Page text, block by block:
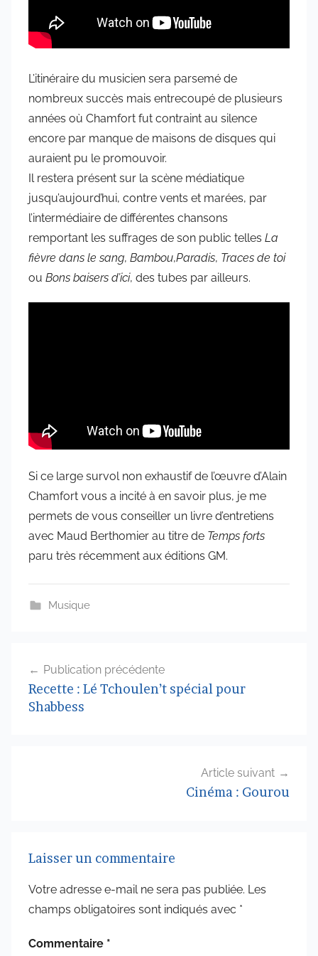
L’itinéraire du musicien sera parsemé de
nombreux succès mais entrecoupé de plusieurs
années où Chamfort fut contraint au silence
encore par manque de maisons de disques qui
auraient pu le promouvoir.
Il restera présent sur la scène médiatique
jusqu’aujourd’hui, contre vents et marées, par
l’intermédiaire de différentes chansons
remportant les suffrages de son public telles La
fièvre dans le sang, Bambou,Paradis, Traces de toi
ou Bons baisers d’ici, des tubes par ailleurs.
Si ce large survol non exhaustif de l’œuvre d’Alain
Chamfort vous a incité à en savoir plus, je me
permets de vous conseiller un livre d’entretiens
avec Maud Berthomier au titre de Temps forts
paru très récemment aux éditions GM.
Musique
de
l’article
Publication précédente
Recette : Lé Tchoulen’t spécial pour
Shabbess
Article suivant
Cinéma : Gourou
Laisser un commentaire
Votre adresse e-mail ne sera pas publiée. Les
champs obligatoires sont indiqués avec *
Commentaire *